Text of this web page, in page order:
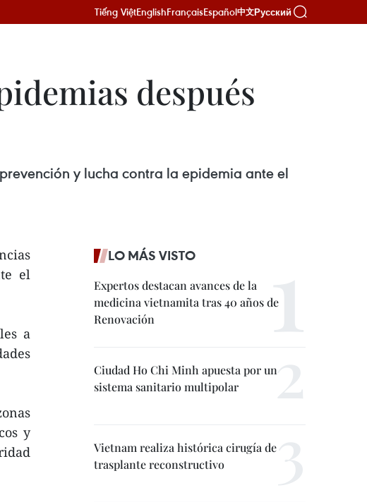
Tiếng ViệtEnglishFrançaisEspañol中文Русский
después
y lucha contra la epidemia ante el
el
a
y
LO MÁS VISTO
Expertos destacan avances de la
medicina vietnamita tras 40 años de
Renovación
Ciudad Ho Chi Minh apuesta por un
sistema sanitario multipolar
Vietnam realiza histórica cirugía de
trasplante reconstructivo